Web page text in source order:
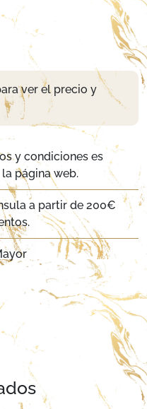
ver el precio y
y condiciones es
página web.
a partir de 200€